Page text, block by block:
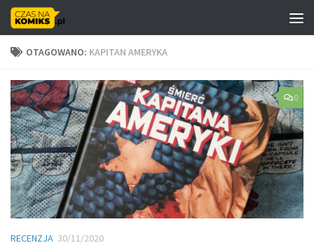
Skip to content
OTAGOWANO: KAPITAN AMERYKA
0
RECENZJA 30/11/2020